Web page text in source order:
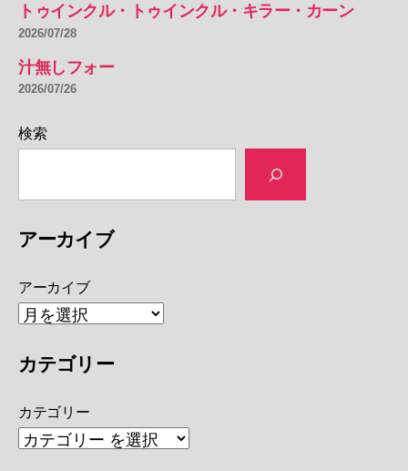
トゥインクル・トゥインクル・キラー・カーン
2026/07/28
汁無しフォー
2026/07/26
検索
アーカイブ
アーカイブ
カテゴリー
カテゴリー